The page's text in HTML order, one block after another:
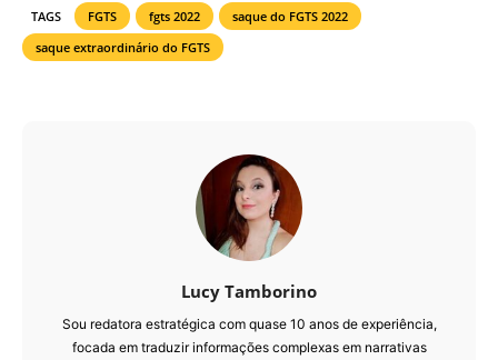
TAGS FGTS fgts 2022
saque do FGTS 2022
saque extraordinário do FGTS
Lucy Tamborino
Sou redatora estratégica com quase 10 anos de experiência,
focada em traduzir informações complexas em narrativas